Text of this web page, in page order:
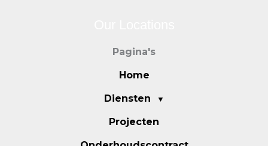
Pagina's
Home
Diensten
Projecten